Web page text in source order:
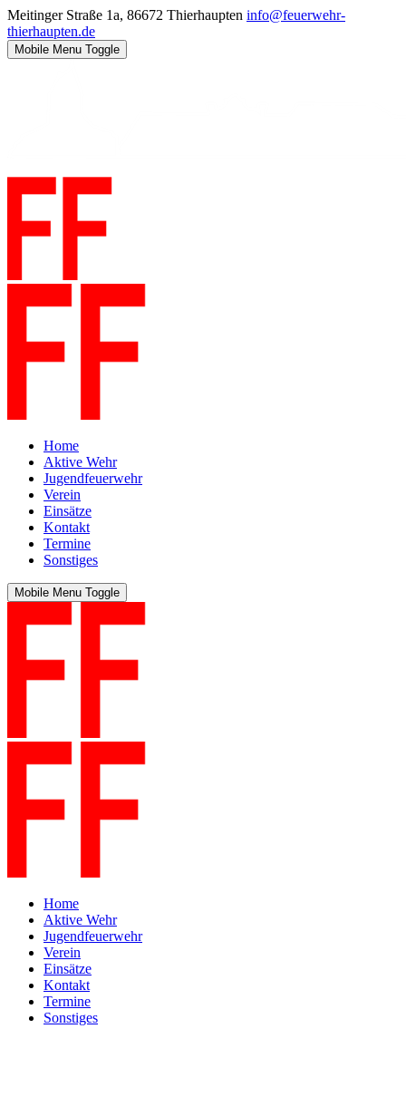
Meitinger Straße 1a, 86672 Thierhaupten info@feuerwehr-
thierhaupten.de
Mobile Menu Toggle
Home
Aktive Wehr
Jugendfeuerwehr
Verein
Einsätze
Kontakt
Termine
Sonstiges
Mobile Menu Toggle
Home
Aktive Wehr
Jugendfeuerwehr
Verein
Einsätze
Kontakt
Termine
Sonstiges